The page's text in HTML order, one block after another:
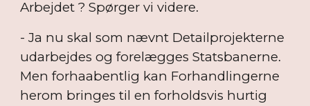
Arbejdet ? Spørger vi videre.
- Ja nu skal som nævnt Detailprojekterne
udarbejdes og forelægges Statsbanerne.
Men forhaabentlig kan Forhandlingerne
herom bringes til en forholdsvis hurtig